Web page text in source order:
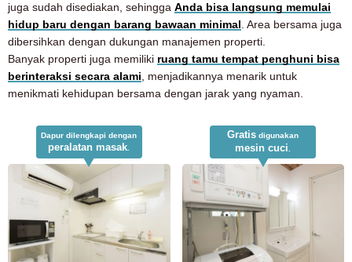
juga sudah disediakan, sehingga Anda bisa langsung memulai
hidup baru dengan barang bawaan minimal. Area bersama juga
dibersihkan dengan dukungan manajemen properti.
Banyak properti juga memiliki ruang tamu tempat penghuni bisa
berinteraksi secara alami, menjadikannya menarik untuk
menikmati kehidupan bersama dengan jarak yang nyaman.
Dapur dilengkapi dengan
peralatan masak
Gratis digunakan
mesin cuci.